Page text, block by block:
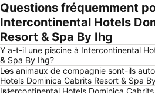
Questions fréquemment
Intercontinental Hotels
Resort & Spa By Ihg
Y a-t-il une piscine à Intercontinental
& Spa By Ihg?
Les animaux de compagnie sont-ils
Hotels Dominica Cabrits Resort & Spa
Intercontinental Hotels Dominica